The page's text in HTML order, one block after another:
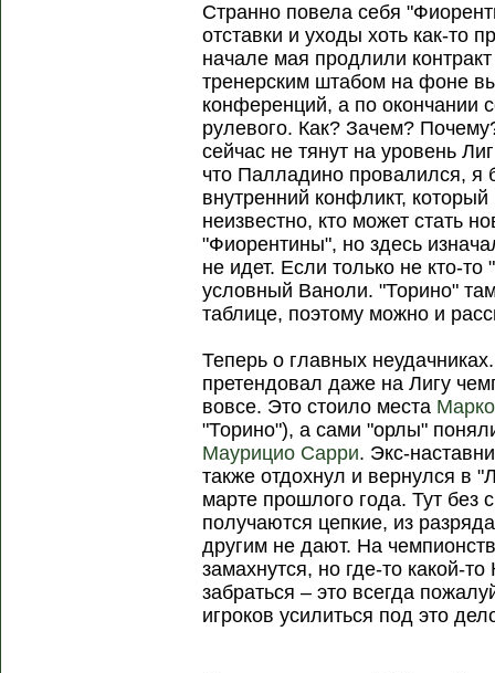
Странно повела себя
отставки и уходы хоть как-то
начале мая продлили
тренерским штабом на фоне
конференций, а по окончании
рулевого. Как? Зачем?
сейчас не тянут на уровень
что Палладино провалился, я
внутренний конфликт,
неизвестно, кто может стать
"Фиорентины", но здесь
не идет. Если только не кто-
условный Ваноли. "Торино"
таблице, поэтому можно и
Теперь о главных
претендовал даже на Лигу
вовсе. Это стоило места
"Торино"), а сами "орлы"
Маурицио Сарри. Экс-
также отдохнул и вернулся в
марте прошлого года. Тут
получаются цепкие, из
другим не дают. На
замахнутся, но где-то какой-
забраться – это всегда
игроков усилиться под это